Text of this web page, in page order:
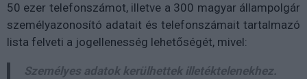
50 ezer telefonszámot, illetve a 300 magyar állampolgár
személyazonosító adatait és telefonszámait tartalmazó
lista felveti a jogellenesség lehetőségét, mivel:
Személyes adatok kerülhettek illetéktelenekhez.